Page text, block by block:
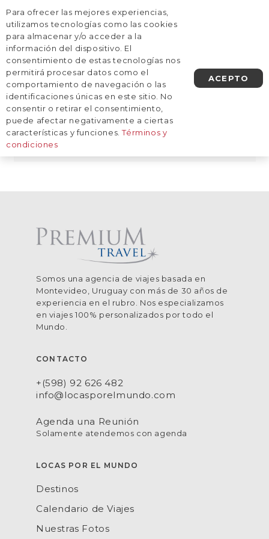
AGENDA UNA LLAMADA
Inicio / Destinos / América del Norte
Miami
Miami
De momento, no tenemos viajes
planificados a este destino.
Somos una agencia de viajes basada en
Montevideo, Uruguay con más de 30 años de
experiencia en el rubro. Nos especializamos
en viajes 100% personalizados por todo el
Mundo.
CONTACTO
+(598) 92 626 482
info@locasporelmundo.com
Agenda una Reunión
Solamente atendemos con agenda
LOCAS POR EL MUNDO
Destinos
Calendario de Viajes
Nuestras Fotos
Para ofrecer las mejores experiencias,
utilizamos tecnologías como las cookies
para almacenar y/o acceder a la
información del dispositivo. El
consentimiento de estas tecnologías nos
permitirá procesar datos como el
comportamiento de navegación o las
identificaciones únicas en este sitio. No
consentir o retirar el consentimiento,
puede afectar negativamente a ciertas
características y funciones.Términos y
condiciones
ACEPTO